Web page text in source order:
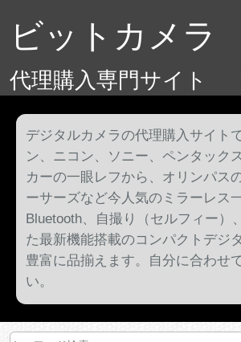
ビットカメラ
代理購入専門サイト
デジタルカメラの代理購入サイト
ン、ニコン、ソニー、ペンタック
カーの一眼レフから、オリンパス
ーサーズなど今人気のミラーレス
Bluetooth、自撮り（セルフィー）
た最新機能搭載のコンパクトデジ
豊富に品揃えます。自分に合わせ
い。